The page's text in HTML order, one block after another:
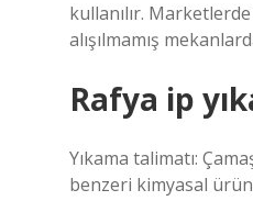
kullanılır.
alışılmamış
Rafya ip
Yıkama talimatı:
benzeri kimyasal